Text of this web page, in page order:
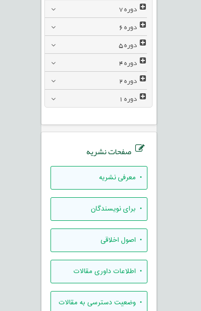
دوره
دوره
دوره
دوره
دوره
دوره
صفحات نشریه
• معرفی نشریه
• برای نویسندگان
• اصول اخلاقی
• اطلاعات داوری مقالات
• وضعیت دسترسی به مقالات